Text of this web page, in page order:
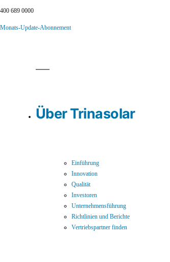
400 689 0000
Monats-Update-Abonnement
Über Trinasolar
Einführung
Innovation
Qualität
Investoren
Unternehmensführung
Richtlinien und Berichte
Vertriebspartner finden